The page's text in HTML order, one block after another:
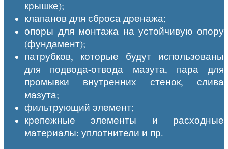
крышке);
клапанов для сброса дренажа;
опоры для монтажа на устойчивую опору
(фундамент);
патрубков, которые будут использованы
для подвода-отвода мазута, пара для
промывки внутренних стенок, слива
мазута;
фильтрующий элемент;
крепежные элементы и расходные
материалы: уплотнители и пр.